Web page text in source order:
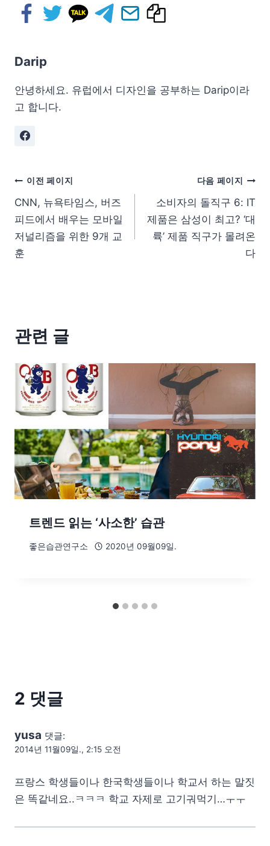
Darip
안녕하세요. 유럽에서 디자인을 공부하는 Darip이라
고 합니다.
이전 페이지
CNN, 뉴욕타임스, 버즈
피드에서 배우는 모바일
저널리즘을 위한 9개 교
훈
다음 페이지
소비자의 돌직구 6: IT
제품은 삼성이 최고? ‘대
륙’ 제품 직구가 몰려온
다
관련 글
트렌드 읽는 ‘사소한’ 습관
좋은습관연구소 2020년 09월09일.
2 댓글
yusa 댓글:
2014년 11월09일., 2:15 오전
프랑스 학생들이나 한국학생들이나 학교서 하는 말짓
은 똑같네요..ㅋㅋㅋ 학교 자제로 고기궈먹기…ㅜㅜ